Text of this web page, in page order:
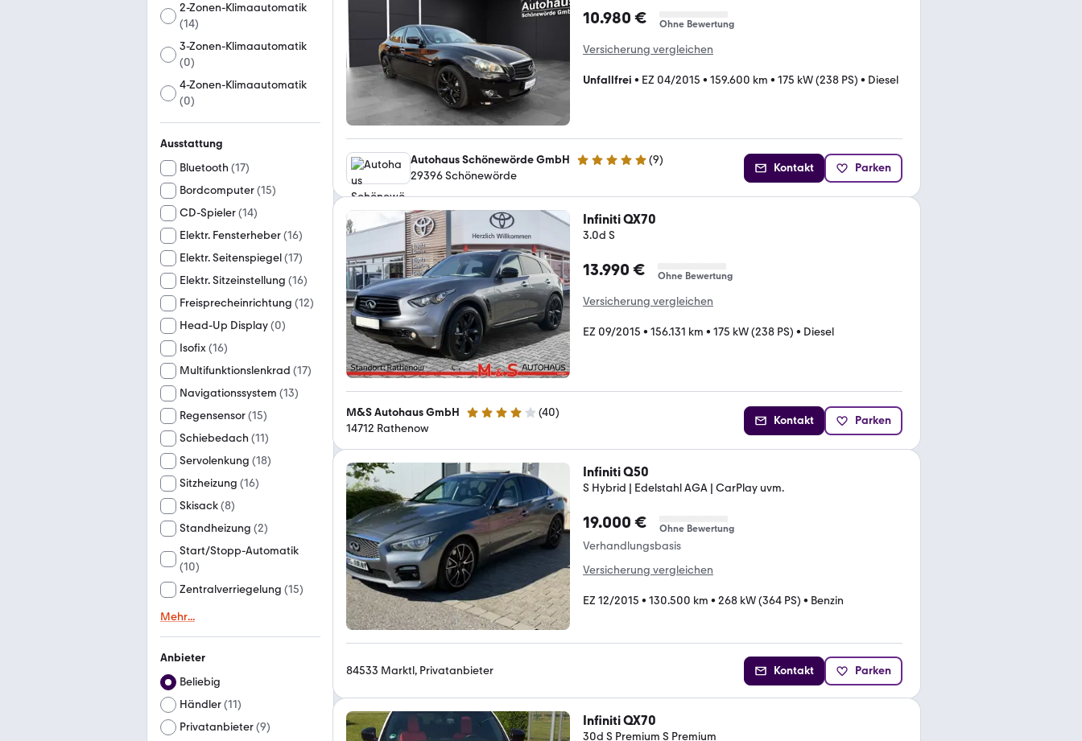
2-Zonen-Klimaautomatik
(14)
3-Zonen-Klimaautomatik
(0)
4-Zonen-Klimaautomatik
(0)
Ausstattung
Bluetooth (17)
Bordcomputer(15)
CD-Spieler(14)
Elektr. Fensterheber(16)
Elektr. Seitenspiegel(17)
Elektr. Sitzeinstellung (16)
Freisprecheinrichtung (12)
Head-Up Display(0)
Isofix(16)
Multifunktionslenkrad (17)
Navigationssystem (13)
Regensensor(15)
Schiebedach (11)
Servolenkung (18)
Sitzheizung (16)
Skisack(8)
Standheizung (2)
Start/Stopp-Automatik
(10)
Zentralverriegelung (15)
Mehr...
Anbieter
Beliebig
Händler(11)
Privatanbieter(9)
10.980 € Ohne Bewertung
Versicherung vergleichen
Unfallfrei • EZ 04/2015 • 159.600 km • 175 kW (238 PS) • Diesel
Autohaus Schönewörde GmbH 4.9 Sterne (9)
29396 Schönewörde
Kontakt Parken
Infiniti QX70
3.0d S
13.990 € Ohne Bewertung
Versicherung vergleichen
EZ 09/2015 • 156.131 km • 175 kW (238 PS) • Diesel
M&S Autohaus GmbH 4.1 Sterne (40)
14712 Rathenow
Kontakt Parken
Infiniti Q50
S Hybrid | Edelstahl AGA | CarPlay uvm.
19.000 € Ohne Bewertung
Verhandlungsbasis
Versicherung vergleichen
EZ 12/2015 • 130.500 km • 268 kW (364 PS) • Benzin
84533 Marktl, Privatanbieter Kontakt Parken
Infiniti QX70
30d S Premium S Premium